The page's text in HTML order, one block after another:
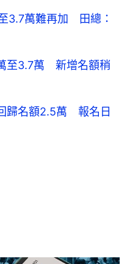
3.7萬難再加 田總：
至3.7萬 新增名額稍
歸名額2.5萬 報名日